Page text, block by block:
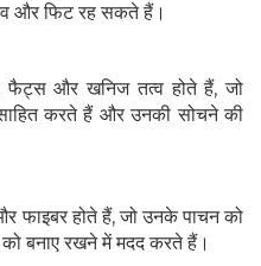
और फिट रह सकते हैं।
फैट्स और खनिज तत्व होते हैं, जो
करते हैं और उनकी सोचने की
फाइबर होते हैं, जो उनके पाचन को
बनाए रखने में मदद करते हैं।